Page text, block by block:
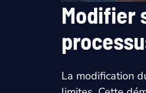
Modifier
La modification